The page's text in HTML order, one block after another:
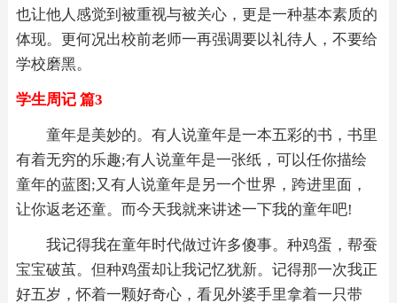
也让他人感觉到被重视与被关心，更是一种基本素质的
体现。更何况出校前老师一再强调要以礼待人，不要给
学校磨黑。
学生周记 篇3
童年是美妙的。有人说童年是一本五彩的书，书里
有着无穷的乐趣;有人说童年是一张纸，可以任你描绘
童年的蓝图;又有人说童年是另一个世界，跨进里面，
让你返老还童。而今天我就来讲述一下我的童年吧!
我记得我在童年时代做过许多傻事。种鸡蛋，帮蚕
宝宝破茧。但种鸡蛋却让我记忆犹新。记得那一次我正
好五岁，怀着一颗好奇心，看见外婆手里拿着一只带